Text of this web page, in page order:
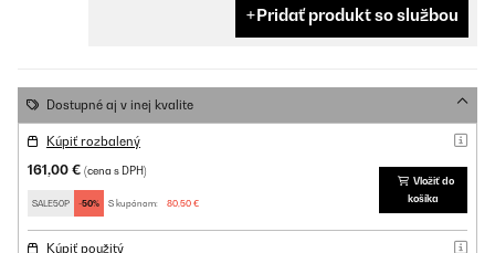
Pridať produkt so službou
Dostupné aj v inej kvalite
Kúpiť rozbalený
161,00 € (cena s DPH)
SALE50P -50% S kupónom: 80,50 €
Vložiť do
košíka
Kúpiť použitý